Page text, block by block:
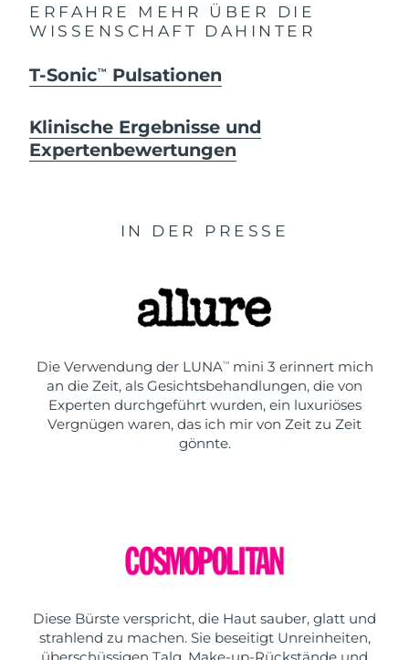
ERFAHRE MEHR ÜBER DIE
WISSENSCHAFT DAHINTER
T-SonicTM Pulsationen
Klinische Ergebnisse und
Expertenbewertungen
IN DER PRESSE
Die Verwendung der LUNATMmini 3 erinnert mich
an die Zeit, als Gesichtsbehandlungen, die von
Experten durchgeführt wurden, ein luxuriöses
Vergnügen waren, das ich mir von Zeit zu Zeit
gönnte.
Diese Bürste verspricht, die Haut sauber, glatt und
strahlend zu machen. Sie beseitigt Unreinheiten,
überschüssigen Talg, Make-up-Rückstände und